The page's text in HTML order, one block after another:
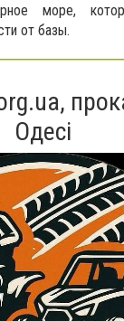
море,
от базы.
Одесі